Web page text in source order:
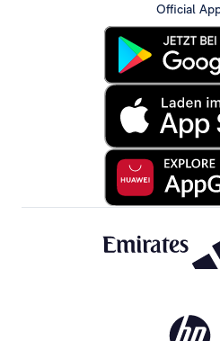
Official